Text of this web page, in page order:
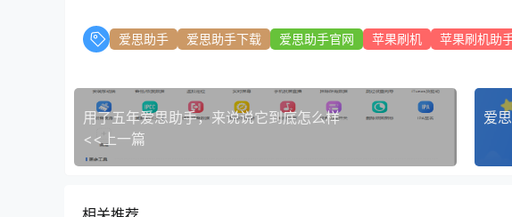
。
想把电脑里的电影传到iPad看？想把iPhone拍的照片导出来备份？
类下，选中文件，点“导入”或“导出”，完成
。
更强大的是，爱思助手提供了“文件管理”功能，可以直接访问特定
GoodNotes的笔记，直接进文件夹把文件拷出来就行
爱思助手 爱思助手下载 爱思助手官网 苹果刷机 苹果刷机助
用了五年爱思助手，来说说它到底怎么样
<<上一篇